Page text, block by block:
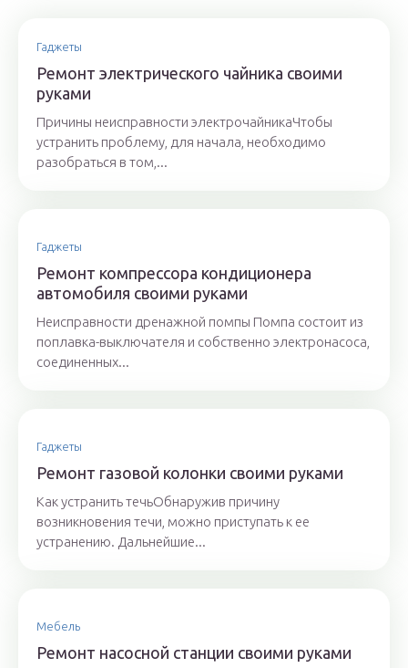
Гаджеты
Ремонт электрического чайника своими
руками
Причины неисправности электрочайникаЧтобы
устранить проблему, для начала, необходимо
разобраться в том,...
Гаджеты
Ремонт компрессора кондиционера
автомобиля своими руками
Неисправности дренажной помпы Помпа состоит из
поплавка-выключателя и собственно электронасоса,
соединенных...
Гаджеты
Ремонт газовой колонки своими руками
Как устранить течьОбнаружив причину
возникновения течи, можно приступать к ее
устранению. Дальнейшие...
Мебель
Ремонт насосной станции своими руками